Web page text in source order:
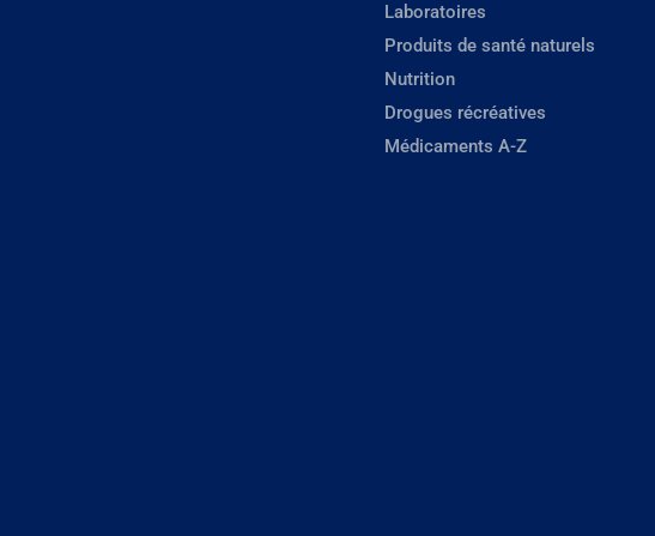
Laboratoires
Produits de santé naturels
Nutrition
Drogues récréatives
Médicaments A-Z